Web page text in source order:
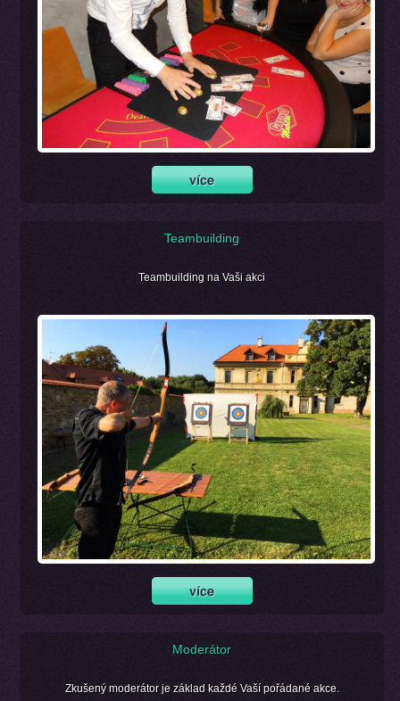
Teambuilding
Teambuilding na Vaši akci
Moderátor
Zkušený moderátor je základ každé Vaší pořádané akce.